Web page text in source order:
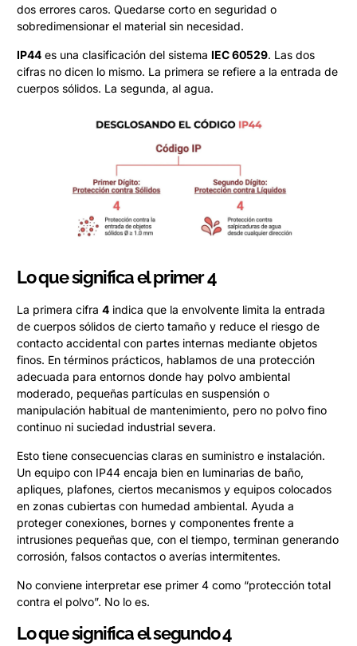
dos errores caros. Quedarse corto en seguridad o
sobredimensionar el material sin necesidad.
IP44 es una clasificación del sistema IEC 60529. Las dos
cifras no dicen lo mismo. La primera se refiere a la entrada de
cuerpos sólidos. La segunda, al agua.
Lo que significa el primer 4
La primera cifra 4 indica que la envolvente limita la entrada
de cuerpos sólidos de cierto tamaño y reduce el riesgo de
contacto accidental con partes internas mediante objetos
finos. En términos prácticos, hablamos de una protección
adecuada para entornos donde hay polvo ambiental
moderado, pequeñas partículas en suspensión o
manipulación habitual de mantenimiento, pero no polvo fino
continuo ni suciedad industrial severa.
Esto tiene consecuencias claras en suministro e instalación.
Un equipo con IP44 encaja bien en luminarias de baño,
apliques, plafones, ciertos mecanismos y equipos colocados
en zonas cubiertas con humedad ambiental. Ayuda a
proteger conexiones, bornes y componentes frente a
intrusiones pequeñas que, con el tiempo, terminan generando
corrosión, falsos contactos o averías intermitentes.
No conviene interpretar ese primer 4 como “protección total
contra el polvo”. No lo es.
Lo que significa el segundo 4